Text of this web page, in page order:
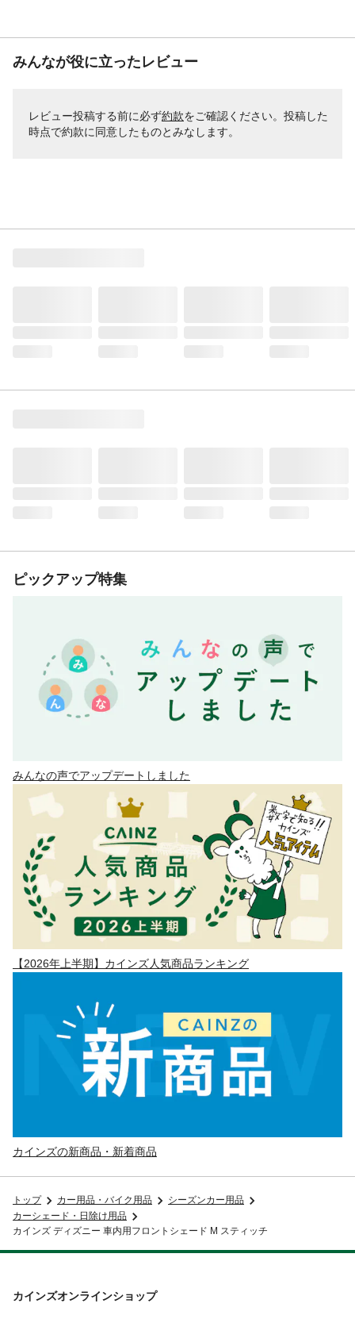
みんなが役に立ったレビュー
レビュー投稿する前に必ず約款をご確認ください。投稿した
時点で約款に同意したものとみなします。
ピックアップ特集
みんなの声でアップデートしました
【2026年上半期】カインズ人気商品ランキング
カインズの新商品・新着商品
トップ カー用品・バイク用品
シーズンカー用品
カーシェード・日除け用品
カインズ ディズニー 車内用フロントシェード M スティッチ
カインズオンラインショップ